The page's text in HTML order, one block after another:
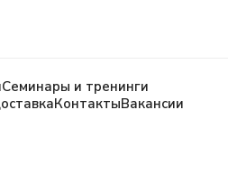
Семинары и тренинги
КонтактыВакансии